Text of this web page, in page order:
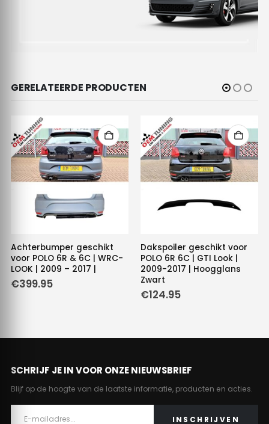
GERELATEERDE PRODUCTEN
Achterbumper geschikt
voor POLO 6R & 6C | WRC-
LOOK | 2009 – 2017 |
€399.95
Dakspoiler geschikt voor
POLO 6R 6C | GTI Look |
2009-2017 | Hoogglans
Zwart
€124.95
SCHRIJF JE IN VOOR ONZE NIEUWSBRIEF
Blijf op de hoogte van de laatste informatie, producten en acties.